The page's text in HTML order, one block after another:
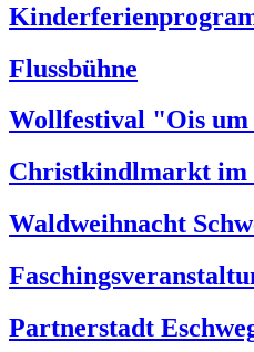
Flussbühne
Wollfestival "Ois
Christkindlmarkt
Waldweihnacht
Partnerstadt